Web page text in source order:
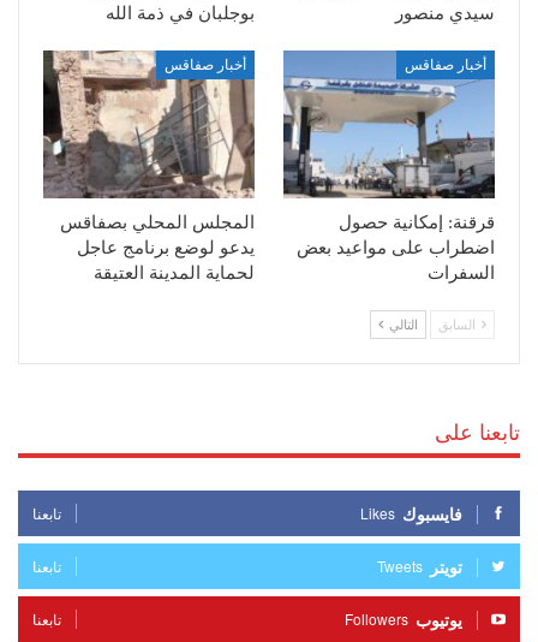
سيدي منصور
بوجلبان في ذمة الله
أخبار صفاقس
قرقنة: إمكانية حصول
اضطراب على مواعيد بعض
السفرات
أخبار صفاقس
المجلس المحلي بصفاقس
يدعو لوضع برنامج عاجل
لحماية المدينة العتيقة
السابق التالي
تابعنا على
فايسبوك Likes تابعنا
تويتر Tweets تابعنا
يوتيوب Followers تابعنا